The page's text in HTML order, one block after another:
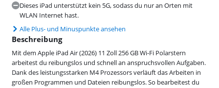
Dieses iPad unterstützt kein 5G, sodass du nur an Orten mit
WLAN Internet hast.
Alle Plus- und Minuspunkte ansehen
Beschreibung
Mit dem Apple iPad Air (2026) 11 Zoll 256 GB Wi-Fi Polarstern
arbeitest du reibungslos und schnell an anspruchsvollen Aufgaben.
Dank des leistungsstarken M4 Prozessors verläuft das Arbeiten in
großen Programmen und Dateien reibungslos. So bearbeitest du